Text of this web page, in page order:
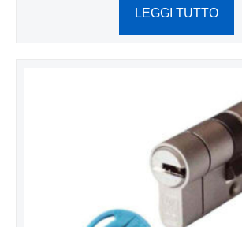
LEGGI TUTTO